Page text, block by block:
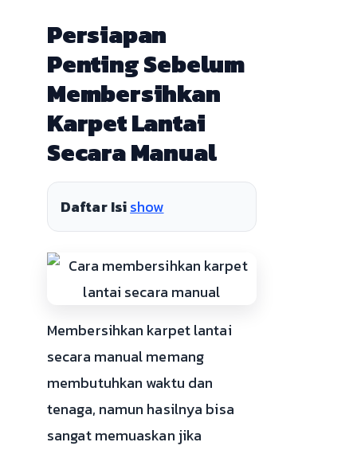
Persiapan
Penting Sebelum
Membersihkan
Karpet Lantai
Secara Manual
Daftar Isishow
Membersihkan karpet lantai
secara manual memang
membutuhkan waktu dan
tenaga, namun hasilnya bisa
sangat memuaskan jika